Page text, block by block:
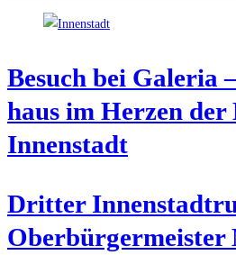
Besuch bei Gale­ria
haus im Her­zen der
Innenstadt
Drit­ter
Ober­bür­ger­meis­ter